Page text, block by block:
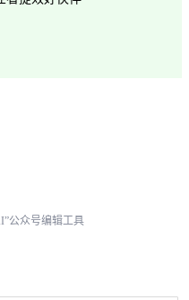
公众号编辑工具